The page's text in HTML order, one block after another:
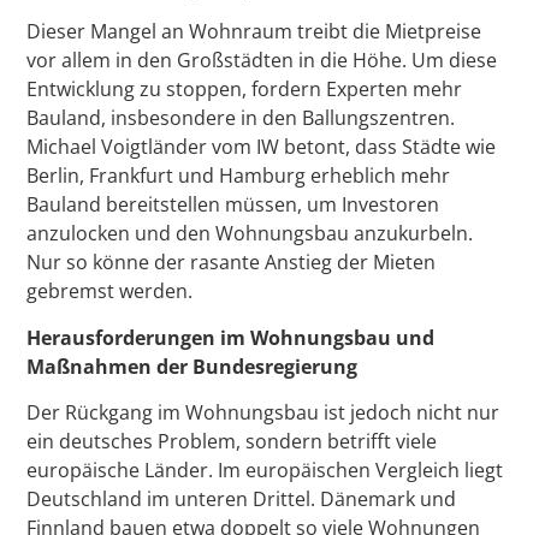
Dieser Mangel an Wohnraum treibt die Mietpreise
vor allem in den Großstädten in die Höhe. Um diese
Entwicklung zu stoppen, fordern Experten mehr
Bauland, insbesondere in den Ballungszentren.
Michael Voigtländer vom IW betont, dass Städte wie
Berlin, Frankfurt und Hamburg erheblich mehr
Bauland bereitstellen müssen, um Investoren
anzulocken und den Wohnungsbau anzukurbeln.
Nur so könne der rasante Anstieg der Mieten
gebremst werden.
Herausforderungen im Wohnungsbau und
Maßnahmen der Bundesregierung
Der Rückgang im Wohnungsbau ist jedoch nicht nur
ein deutsches Problem, sondern betrifft viele
europäische Länder. Im europäischen Vergleich liegt
Deutschland im unteren Drittel. Dänemark und
Finnland bauen etwa doppelt so viele Wohnungen